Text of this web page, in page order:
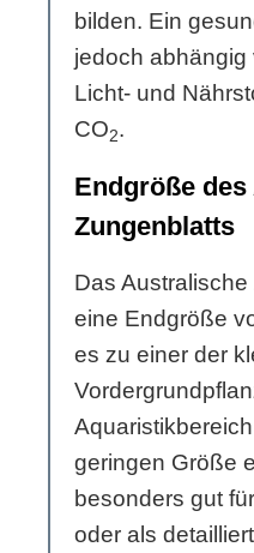
bilden. Ein
jedoch
Licht- und
CO2.
Endgröße
Zungenblatts
Das
eine Endgröße
es zu einer der
geringen Größe
besonders gut
oder als